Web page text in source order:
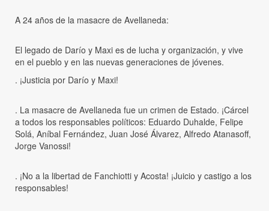
A 24 años de la masacre de Avellaneda:
El legado de Darío y Maxi es de lucha y organización, y vive
en el pueblo y en las nuevas generaciones de jóvenes.
. ¡Justicia por Darío y Maxi!
. La masacre de Avellaneda fue un crimen de Estado. ¡Cárcel
a todos los responsables políticos: Eduardo Duhalde, Felipe
Solá, Aníbal Fernández, Juan José Álvarez, Alfredo Atanasoff,
Jorge Vanossi!
. ¡No a la libertad de Fanchiotti y Acosta! ¡Juicio y castigo a los
responsables!